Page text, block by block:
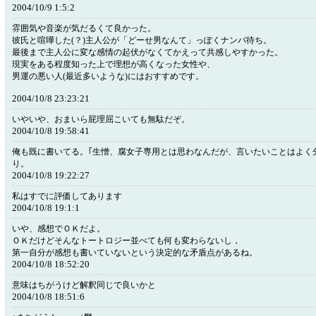
2004/10/9 1:5:2
雰囲気や音楽が気だるくて良かった。
彼氏と喧嘩した(？)主人公が「どーせ男なんて」っぽくナンパ待ち。
最後まで主人公に変な感情の起伏がなくてかえって共感しやすかった。
現実をある程度知った上で理想が高くなった女性や、
男運の悪い人(最近多いような)にはおすすめです。
2004/10/8 23:23:21
いやいや、おまいら屁理屈こいても無駄だぞ。
2004/10/8 19:58:41
俺も既に書いてる。｢生憎、腐女子専用とは思わなんだが、言いたいことはよく
り。
2004/10/8 19:22:27
私はすでに評価してあります
2004/10/8 19:1:1
いや、感想でＯＫだよ。
ＯＫだけどそんなトートロジー並べても何も変わらないし，
第一自分が感想も書いていないという決定的な矛盾点があるね。
2004/10/8 18:52:20
意味はちがうけど解釈同じで良いかと
2004/10/8 18:51:6